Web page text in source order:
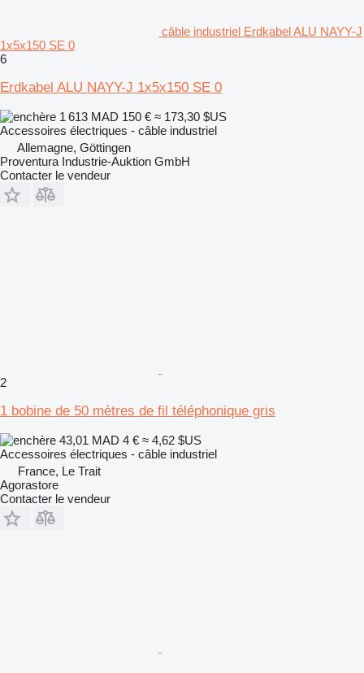
câble industriel Erdkabel ALU NAYY-J
1x5x150 SE 0
6
Erdkabel ALU NAYY-J 1x5x150 SE 0
1 613 MAD 150 € ≈ 173,30 $US
Accessoires électriques - câble industriel
Allemagne, Göttingen
Proventura Industrie-Auktion GmbH
Contacter le vendeur
2
1 bobine de 50 mètres de fil téléphonique gris
43,01 MAD 4 € ≈ 4,62 $US
Accessoires électriques - câble industriel
France, Le Trait
Agorastore
Contacter le vendeur